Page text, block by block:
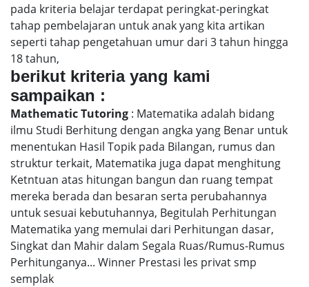
pada kriteria belajar terdapat peringkat-peringkat
tahap pembelajaran untuk anak yang kita artikan
seperti tahap pengetahuan umur dari 3 tahun hingga
18 tahun,
berikut kriteria yang kami
sampaikan :
Mathematic Tutoring : Matematika adalah bidang
ilmu Studi Berhitung dengan angka yang Benar untuk
menentukan Hasil Topik pada Bilangan, rumus dan
struktur terkait, Matematika juga dapat menghitung
Ketntuan atas hitungan bangun dan ruang tempat
mereka berada dan besaran serta perubahannya
untuk sesuai kebutuhannya, Begitulah Perhitungan
Matematika yang memulai dari Perhitungan dasar,
Singkat dan Mahir dalam Segala Ruas/Rumus-Rumus
Perhitunganya... Winner Prestasi les privat smp
semplak